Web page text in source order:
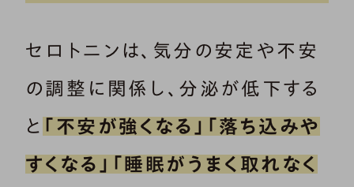
セロトニンは、気分の安定や不安
の調整に関係し、分泌が低下する
と 「不安が強くなる」「落ち込みや
すくなる」「睡眠がうまく取れなく